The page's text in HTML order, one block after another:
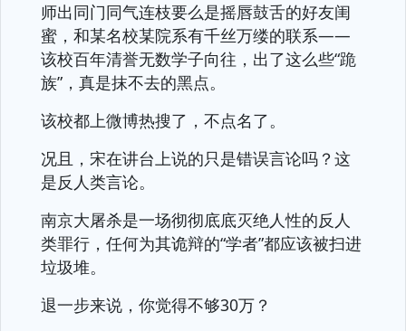
师出同门同气连枝要么是摇唇鼓舌的好友闺
蜜，和某名校某院系有千丝万缕的联系——
该校百年清誉无数学子向往，出了这么些“跪
族”，真是抹不去的黑点。
该校都上微博热搜了，不点名了。
况且，宋在讲台上说的只是错误言论吗？这
是反人类言论。
南京大屠杀是一场彻彻底底灭绝人性的反人
类罪行，任何为其诡辩的“学者”都应该被扫进
垃圾堆。
退一步来说，你觉得不够30万？